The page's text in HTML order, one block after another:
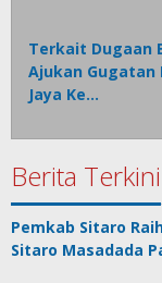
Terkait Dugaan
Ajukan Gugatan
Jaya Ke…
Berita Terkini
Pemkab Sitaro
Sitaro Masadada